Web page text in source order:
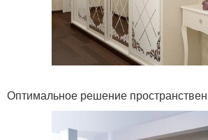
Оптимальное решение